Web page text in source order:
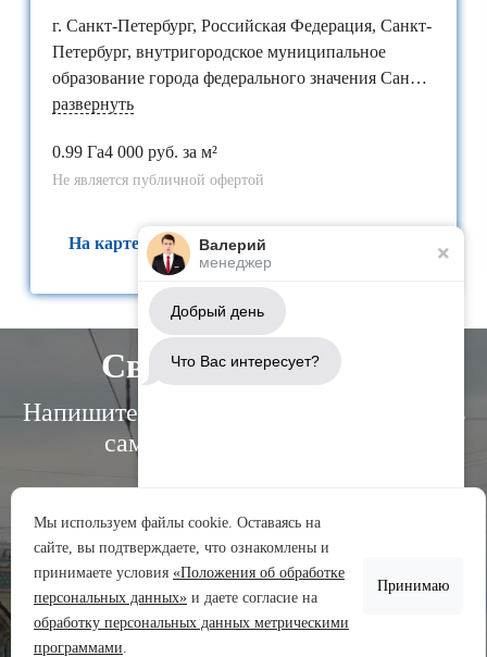
г. Санкт-Петербург, Российская Федерация, Санкт-
Петербург, внутригородское муниципальное
образование города федерального значения Санкт-
Петербурга​ поселок Петро-Славянка, территория
развернуть
0.99 Га4 000 руб. за м²
Не является публичной офертой
На карте
Свяжитесь с нами
Напишите нам, и мы свяжемся с вами в
самое ближайшее время:
Валерий
менеджер
Добрый день
Что Вас интересует?
Аренда участков
Продажа участков
Задать вопрос
Мы используем файлы cookie. Оставаясь на
сайте, вы подтверждаете, что ознакомлены и
принимаете условия «Положения об обработке
персональных данных» и даете согласие на
обработку персональных данных метрическими
программами.
Принимаю